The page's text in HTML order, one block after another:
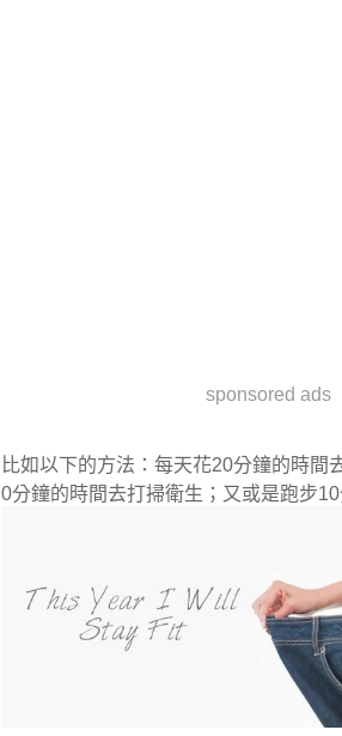
sponsored ads
比如以下的方法：每天花20分鐘的時間
0分鐘的時間去打掃衛生；又或是跑步10